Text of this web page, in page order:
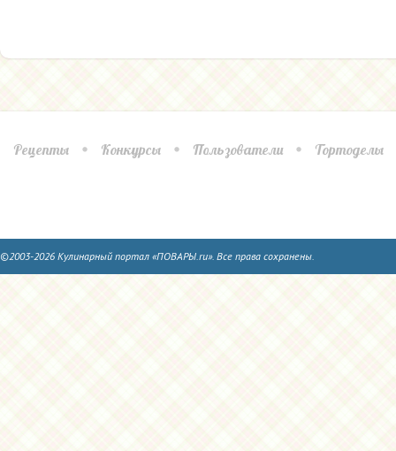
Рецепты Конкурсы Пользователи Тортоделы
©2003-2026 Кулинарный портал «ПОВАРЫ.ru». Все права сохранены.